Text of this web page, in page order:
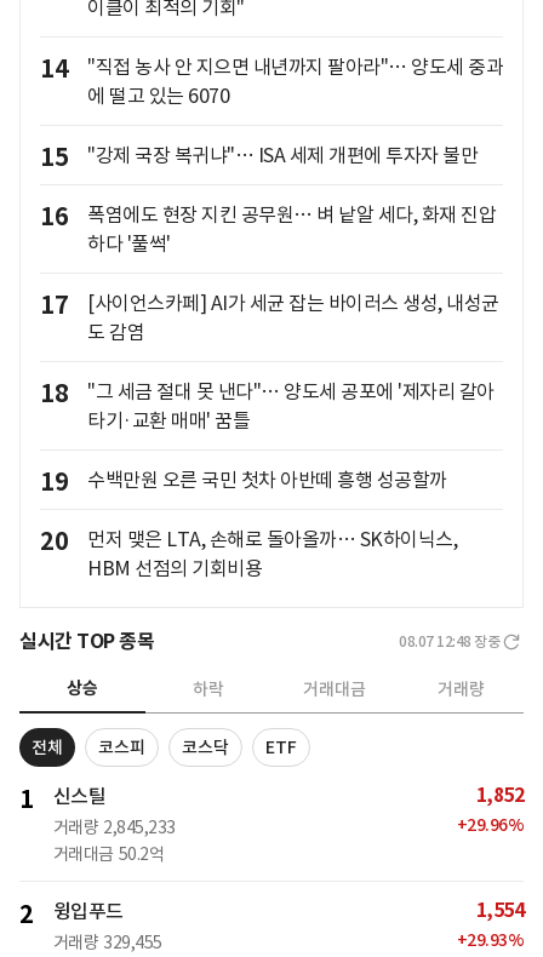
이클이 최적의 기회"
14
"직접 농사 안 지으면 내년까지 팔아라"… 양도세 중과
에 떨고 있는 6070
15 "강제 국장 복귀냐"… ISA 세제 개편에 투자자 불만
16
폭염에도 현장 지킨 공무원… 벼 낱알 세다, 화재 진압
하다 '풀썩'
17
[사이언스카페] AI가 세균 잡는 바이러스 생성, 내성균
도 감염
18
"그 세금 절대 못 낸다"… 양도세 공포에 '제자리 갈아
타기·교환 매매' 꿈틀
19 수백만원 오른 국민 첫차 아반떼 흥행 성공할까
20
먼저 맺은 LTA, 손해로 돌아올까… SK하이닉스,
HBM 선점의 기회비용
실시간 TOP 종목 08.07 12:48 장중
상승 하락 거래대금 거래량
전체 코스피 코스닥 ETF
1 신스틸
거래량 2,845,233
거래대금 50.2억
1,852
+29.96%
2 윙입푸드
거래량 329,455
1,554
+29.93%